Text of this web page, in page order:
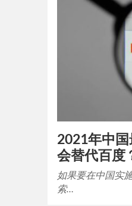
2021年中
会替代百度
如果要在中国实
索…